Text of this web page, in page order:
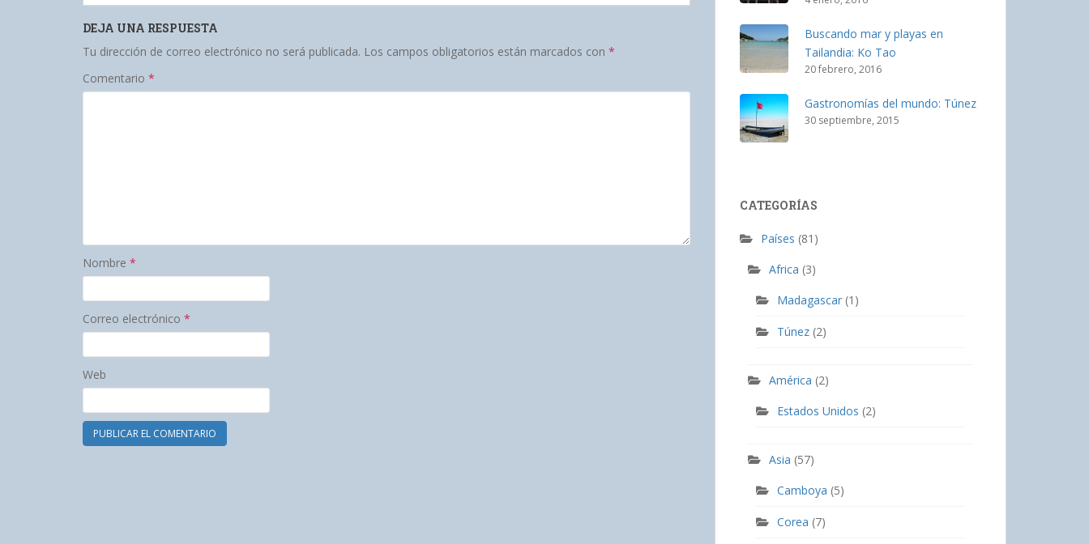
DEJA UNA RESPUESTA
Tu dirección de correo electrónico no será publicada. Los campos obligatorios están marcados con *
Comentario *
Nombre *
Correo electrónico *
Web
Buscando mar y playas en
Tailandia: Ko Tao
20 febrero, 2016
Gastronomías del mundo: Túnez
30 septiembre, 2015
CATEGORÍAS
Países (81)
Africa (3)
Madagascar (1)
Túnez (2)
América (2)
Estados Unidos (2)
Asia (57)
Camboya (5)
Corea (7)